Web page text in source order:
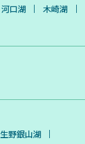
河口湖
木崎湖
生野銀山湖